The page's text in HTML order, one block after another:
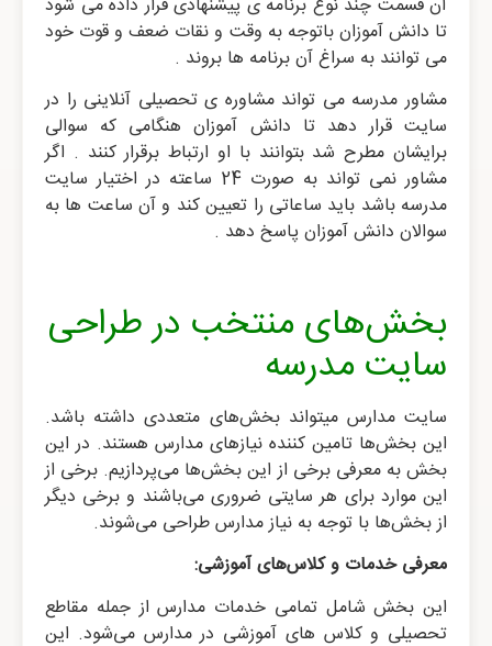
تا دانش آموزان باتوجه به وقت و نقات ضعف و قوت خود
می توانند به سراغ آن برنامه ها بروند .
مشاور مدرسه می تواند مشاوره ی تحصیلی آنلاینی را در
سایت قرار دهد تا دانش آموزان هنگامی که سوالی
برایشان مطرح شد بتوانند با او ارتباط برقرار کنند . اگر
مشاور نمی تواند به صورت 24 ساعته در اختیار سایت
مدرسه باشد باید ساعاتی را تعیین کند و آن ساعت ها به
سوالان دانش آموزان پاسخ دهد .
بخش‌های منتخب در طراحی
سایت مدرسه
سایت مدارس میتواند بخش‌های متعددی داشته باشد.
این بخش‌ها تامین کننده نیازهای مدارس هستند. در این
بخش به معرفی برخی از این بخش‌ها می‌پردازیم. برخی از
این موارد برای هر سایتی ضروری می‌باشند و برخی دیگر
از بخش‌ها با توجه به نیاز مدارس طراحی می‌شوند.
معرفی خدمات و کلاس‌های آموزشی:
این بخش شامل تمامی خدمات مدارس از جمله مقاطع
تحصیلی و کلاس های آموزشی در مدارس می‌شود. این